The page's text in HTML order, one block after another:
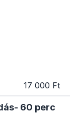
17 000 Ft
60 perc